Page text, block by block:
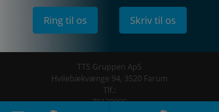
Ring til os Skriv til os
TTS Gruppen ApS
Hvilebækvænge 94, 3520 Farum
Tlf.:
70129090